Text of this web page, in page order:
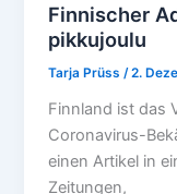
Finnischer
pikkujoulu
Tarja Prüss/2.
Finnland ist das
Coronavirus-
einen Artikel in
Zeitungen,